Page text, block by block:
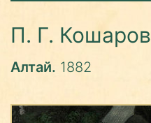
П. Г. Кошаров
Алтай. 1882